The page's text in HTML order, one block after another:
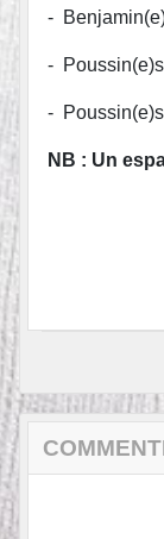
-
- Poussin(e)s
- Poussin(e)s
NB : Un